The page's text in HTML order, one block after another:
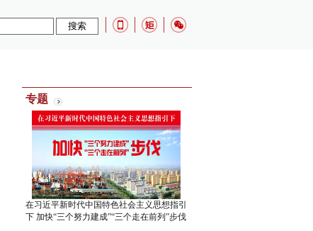
专题
在习近平新时代中国特色社会主义思想指引
下 加快“三个努力建成”“三个走在前列”步伐